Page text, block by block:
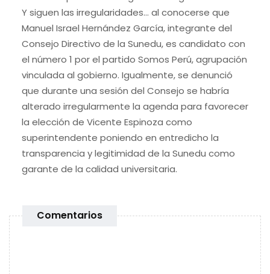
Y siguen las irregularidades… al conocerse que
Manuel Israel Hernández García, integrante del
Consejo Directivo de la Sunedu, es candidato con
el número 1 por el partido Somos Perú, agrupación
vinculada al gobierno. Igualmente, se denunció
que durante una sesión del Consejo se habría
alterado irregularmente la agenda para favorecer
la elección de Vicente Espinoza como
superintendente poniendo en entredicho la
transparencia y legitimidad de la Sunedu como
garante de la calidad universitaria.
Comentarios